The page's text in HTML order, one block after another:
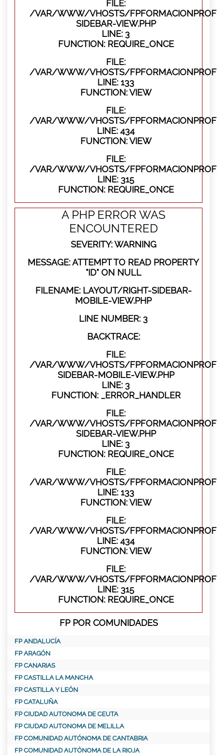
FILE:
/VAR/WWW/VHOSTS/
SIDEBAR-VIEW.PHP
LINE: 3
FUNCTION: REQUIRE_ONCE
FILE:
/VAR/WWW/VHOSTS/
LINE: 133
FUNCTION: VIEW
FILE:
/VAR/WWW/VHOSTS/
LINE: 434
FUNCTION: VIEW
FILE:
/VAR/WWW/VHOSTS/
LINE: 315
FUNCTION: REQUIRE_ONCE
A PHP ERROR WAS
ENCOUNTERED
SEVERITY: WARNING
MESSAGE: ATTEMPT TO READ PROPERTY
"ID" ON NULL
FILENAME: LAYOUT/RIGHT-SIDEBAR-
MOBILE-VIEW.PHP
LINE NUMBER: 3
BACKTRACE:
FILE:
/VAR/WWW/VHOSTS/
SIDEBAR-MOBILE-VIEW.PHP
LINE: 3
FUNCTION: _ERROR_HANDLER
FILE:
/VAR/WWW/VHOSTS/
SIDEBAR-VIEW.PHP
LINE: 3
FUNCTION: REQUIRE_ONCE
FILE:
/VAR/WWW/VHOSTS/
LINE: 133
FUNCTION: VIEW
FILE:
/VAR/WWW/VHOSTS/
LINE: 434
FUNCTION: VIEW
FILE:
/VAR/WWW/VHOSTS/
LINE: 315
FUNCTION: REQUIRE_ONCE
FP POR COMUNIDADES
FP ANDALUCÍA
FP ARAGÓN
FP CANARIAS
FP CASTILLA LA MANCHA
FP CASTILLA Y LEÓN
FP CATALUÑA
FP CIUDAD AUTONOMA DE CEUTA
FP CIUDAD AUTONOMA DE MELILLA
FP COMUNIDAD AUTÓNOMA DE CANTABRIA
FP COMUNIDAD AUTÓNOMA DE LA RIOJA